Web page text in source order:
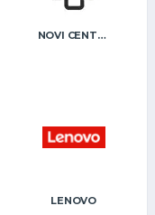
NOVI CENTAR
LENOVO